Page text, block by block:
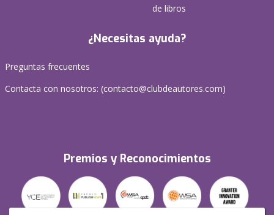
de libros
¿Necesitas ayuda?
Preguntas frecuentes
Contacta con nosotros: (contacto@clubdeautores.com)
Premios y Reconocimientos